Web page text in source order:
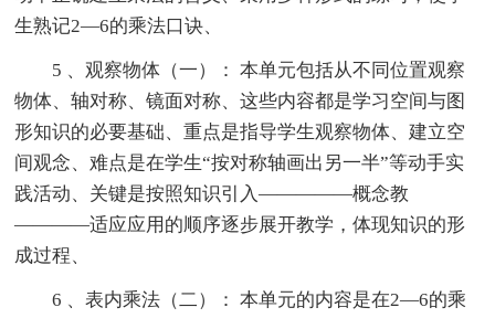
生熟记2—6的乘法口诀、
5 、观察物体（一）： 本单元包括从不同位置观察
物体、轴对称、镜面对称、这些内容都是学习空间与图
形知识的必要基础、重点是指导学生观察物体、建立空
间观念、难点是在学生“按对称轴画出另一半”等动手实
践活动、关键是按照知识引入—————概念教
————适应应用的顺序逐步展开教学，体现知识的形
成过程、
6 、表内乘法（二）： 本单元的内容是在2—6的乘